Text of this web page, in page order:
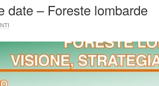
date – Foreste lombarde